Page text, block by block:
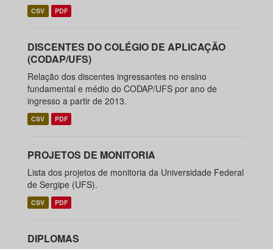
CSV PDF
DISCENTES DO COLÉGIO DE APLICAÇÃO
(CODAP/UFS)
Relação dos discentes ingressantes no ensino
fundamental e médio do CODAP/UFS por ano de
ingresso a partir de 2013.
CSV PDF
PROJETOS DE MONITORIA
Lista dos projetos de monitoria da Universidade Federal
de Sergipe (UFS).
CSV PDF
DIPLOMAS